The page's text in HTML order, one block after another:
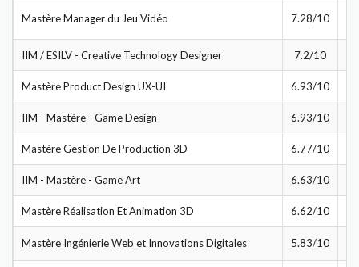
Mastère Manager du Jeu Vidéo 7.28/10
IIM / ESILV - Creative Technology Designer 7.2/10
Mastère Product Design UX-UI 6.93/10
IIM - Mastère - Game Design 6.93/10
Mastère Gestion De Production 3D 6.77/10
IIM - Mastère - Game Art 6.63/10
Mastère Réalisation Et Animation 3D 6.62/10
Mastère Ingénierie Web et Innovations Digitales 5.83/10